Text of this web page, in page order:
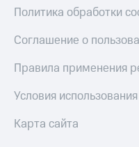
Политика обработки
Соглашение о
Правила применения
Условия
Карта сайта